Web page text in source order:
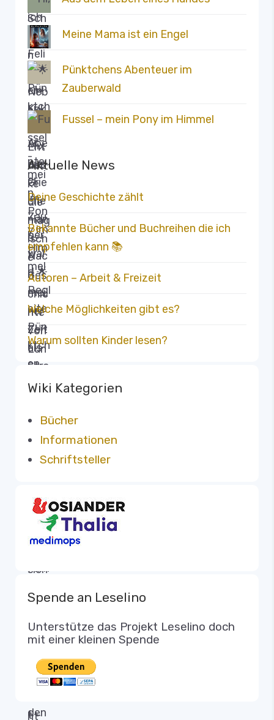
Meine Mama ist ein Engel
Pünktchens Abenteuer im
Zauberwald
Fussel – mein Pony im Himmel
Aktuelle News
Deine Geschichte zählt
Bekannte Bücher und Buchreihen die ich
empfehlen kann 📚
Autoren – Arbeit & Freizeit
Welche Möglichkeiten gibt es?
Warum sollten Kinder lesen?
Wiki Kategorien
Bücher
Informationen
Schriftsteller
Spende an Leselino
Unterstütze das Projekt Leselino doch
mit einer kleinen Spende